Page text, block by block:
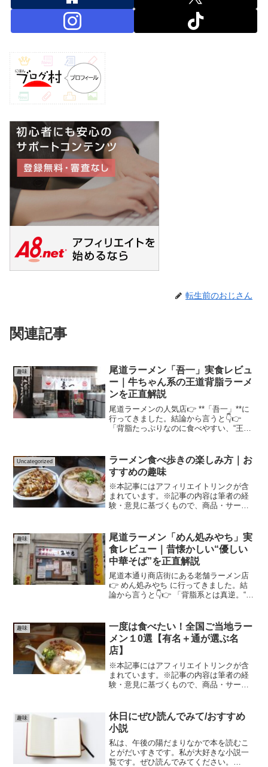
転生前のおじさん
関連記事
趣味
尾道ラーメン「吾一」実食レビュ
ー｜牛ちゃん系の王道背脂ラーメ
ンを正直解説
尾道ラーメンの人気店👉 **「吾一」**に
行ってきました。結論から言うと👇👉
「背脂たっぷりなのに食べやすい、“王道
ン・牛ちゃん系の流れを感じる一杯・か
つお節で味変でき...
Uncategorized
ラーメン食べ歩きの楽しみ方｜お
すすめの趣味
※本記事にはアフィリエイトリンクが含
まれています。※記事の内容は筆者の経
験・意見に基づくもので、商品・サービ
式情報・規約を必ず確認のうえ、自己責
任で行ってください。くだ...
趣味
尾道ラーメン「めん処みやち」実
食レビュー｜昔懐かしい“優しい
中華そば”を正直解説
尾道本通り商店街にある老舗ラーメン店
👉 めん処みやち に行ってきました。結
論から言うと👇👉 「背脂系とは真逆。“優
介スープ・老夫婦が営む温かい空気感・
天ぷら中華そば...
趣味
一度は食べたい！全国ご当地ラー
メン１0選【有名＋通が選ぶ名
店】
※本記事にはアフィリエイトリンクが含
まれています。※記事の内容は筆者の経
験・意見に基づくもので、商品・サービ
式情報・規約を必ず確認のうえ、自己責
任で行ってください。くだ...
趣味
休日にぜひ読んでみて/おすすめ
小説
私は、午後の陽だまりなかで本を読むこ
とがだいすきです。私が大好きな小説一
覧です。ぜひ読んでみてください。